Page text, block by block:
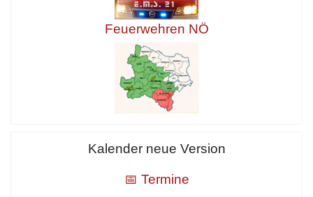
Feuerwehren NÖ
Kalender neue Version
📅 Termine